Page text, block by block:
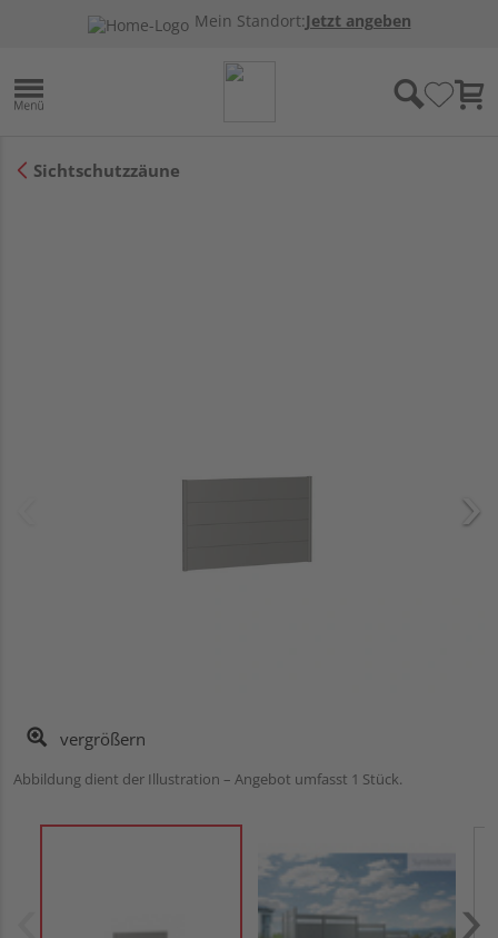
Mein Standort:Jetzt angeben
Sichtschutzzäune
vergrößern
Abbildung dient der Illustration – Angebot umfasst 1 Stück.